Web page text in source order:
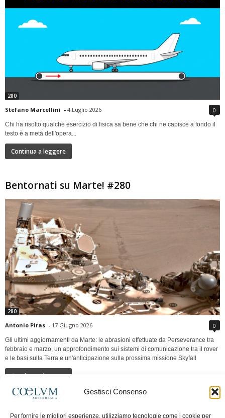
Gestisci Consenso
Per fornire le migliori esperienze, utilizziamo tecnologie come i cookie per
280
Stefano Marcellini - 4 Luglio 2026 0
Chi ha risolto qualche esercizio di fisica sa bene che chi ne capisce a fondo il
testo è a metà dell'opera...
Continua a leggere
Bentornati su Marte! #280
280
Antonio Piras - 17 Giugno 2026 0
Gli ultimi aggiornamenti da Marte: le abrasioni effettuate da Perseverance tra
febbraio e marzo, un approfondimento sui sistemi di comunicazione tra il rover
e le basi sulla Terra e un'anticipazione sulla prossima missione Skyfall
Continua a leggere